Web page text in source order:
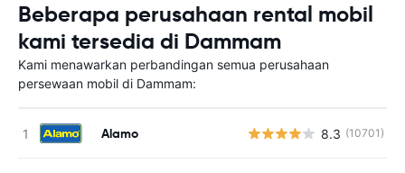
Beberapa perusahaan rental mobil
kami tersedia di Dammam
Kami menawarkan perbandingan semua perusahaan
persewaan mobil di Dammam:
Alamo 8.3 (10701)